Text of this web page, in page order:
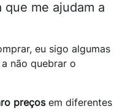
que me ajudam a
eu sigo algumas
não quebrar o
preçosem diferentes